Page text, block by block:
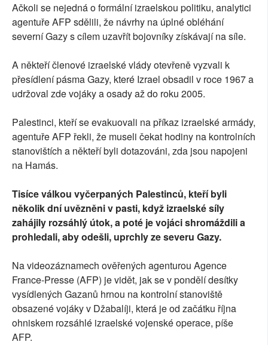
Ačkoli se nejedná o formální izraelskou politiku, analytici
agentuře AFP sdělili, že návrhy na úplné obléhání
severní Gazy s cílem uzavřít bojovníky získávají na síle.
A někteří členové izraelské vlády otevřeně vyzvali k
přesídlení pásma Gazy, které Izrael obsadil v roce 1967 a
udržoval zde vojáky a osady až do roku 2005.
Palestinci, kteří se evakuovali na příkaz izraelské armády,
agentuře AFP řekli, že museli čekat hodiny na kontrolních
stanovištích a někteří byli dotazováni, zda jsou napojeni
na Hamás.
Tisíce válkou vyčerpaných Palestinců, kteří byli
několik dní uvězněni v pasti, když izraelské síly
zahájily rozsáhlý útok, a poté je vojáci shromáždili a
prohledali, aby odešli, uprchly ze severu Gazy.
Na videozáznamech ověřených agenturou Agence
France-Presse (AFP) je vidět, jak se v pondělí desítky
vysídlených Gazanů hrnou na kontrolní stanoviště
obsazené vojáky v Džabalíji, která je od začátku října
ohniskem rozsáhlé izraelské vojenské operace, píše
AFP.